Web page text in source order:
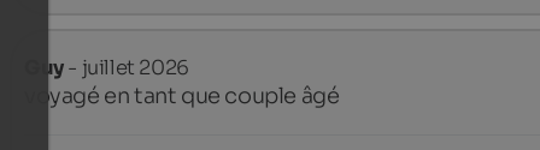
Guy- juillet 2026
voyagé en tant que couple âgé